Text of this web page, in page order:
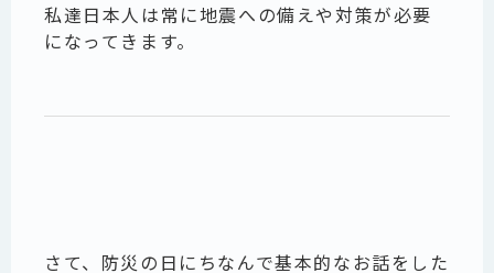
私達日本人は常に地震への備えや対策が必要
になってきます。
さて、防災の日にちなんで基本的なお話をした